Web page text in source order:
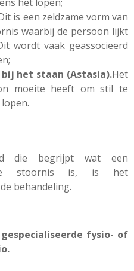
is een zeldzame vorm van
waarbij de persoon lijkt
wordt vaak geassocieerd
het staan (Astasia).Het
moeite heeft om stil te
die begrijpt wat een
stoornis is, is het
behandeling.
fysio- of